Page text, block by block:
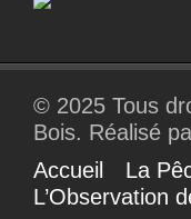
© 2025 Tous
Bois. Réalisé
Accueil
La
L’Observation